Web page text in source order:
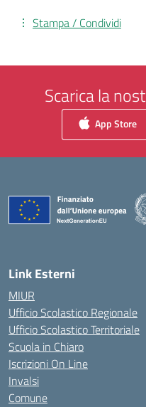
Stampa / Condividi
Scarica la
App Store
Link Esterni
MIUR
Ufficio Scolastico Regionale
Ufficio Scolastico Territoriale
Scuola in Chiaro
Iscrizioni On Line
Invalsi
Comune